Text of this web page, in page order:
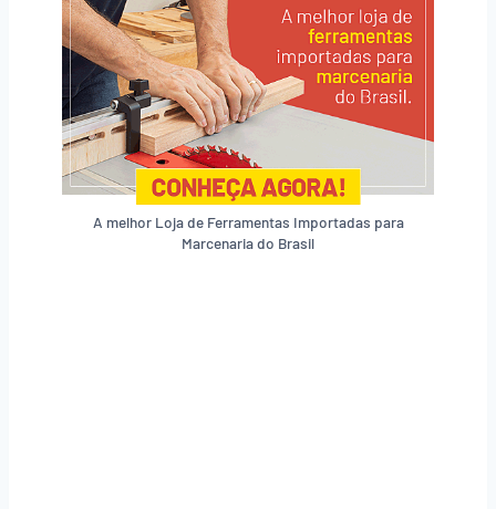
A melhor Loja de Ferramentas Importadas para
Marcenaria do Brasil